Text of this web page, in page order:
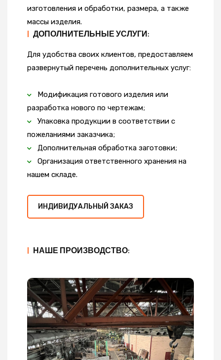
изготовления и обработки, размера, а также
массы изделия.
| ДОПОЛНИТЕЛЬНЫЕ УСЛУГИ:
Для удобства своих клиентов, предоставляем
развернутый перечень дополнительных услуг:
Модификация готового изделия или
разработка нового по чертежам;
Упаковка продукции в соответствии с
пожеланиями заказчика;
Дополнительная обработка заготовки;
Организация ответственного хранения на
нашем складе.
ИНДИВИДУАЛЬНЫЙ ЗАКАЗ
| НАШЕ ПРОИЗВОДСТВО: